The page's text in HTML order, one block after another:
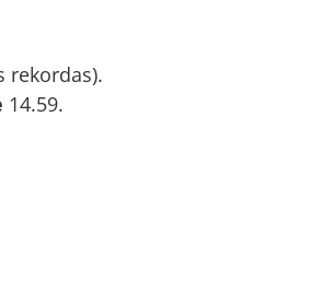
rekordas).
14.59.